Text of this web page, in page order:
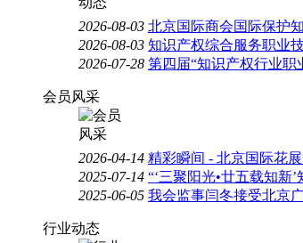
2026-08-03 北京国际商会国际保护
2026-08-03 知识产权综合服务职业
2026-07-28 第四届“知识产权行业职
会员风采
2026-04-14 精彩瞬间 - 北京国际花
2025-07-14 “‘三聚阳光•廿五载知新
2025-06-05 我会监事闫冬接受北京
行业动态